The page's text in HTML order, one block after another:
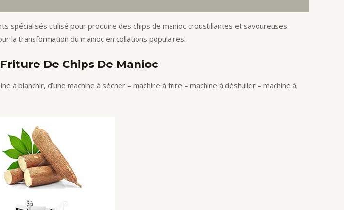
spécialisés utilisé pour produire des chips de manioc croustillantes et savoureuses.
la transformation du manioc en collations populaires.
De Chips De Manioc
à blanchir, d’une machine à sécher – machine à frire – machine à déshuiler – machine à